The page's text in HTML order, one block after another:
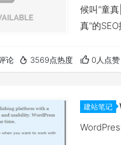
候叫“童
真”的
期新学来
照，一对
论 3569点热度 0人点赞
建站笔记